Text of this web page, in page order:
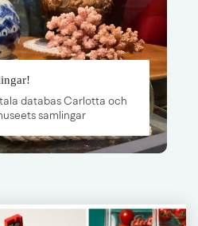
databas Carlotta och
samlingar